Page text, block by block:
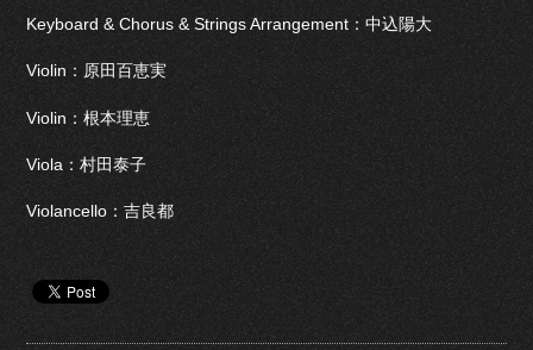
Keyboard & Chorus & Strings Arrangement：中込陽大
Violin：原田百恵実
Violin：根本理恵
Viola：村田泰子
Violancello：吉良都